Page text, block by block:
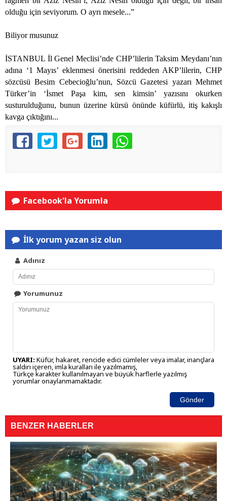
olduğu için seviyorum. O ayrı mesele...”
Biliyor musunuz
İSTANBUL İl Genel Meclisi’nde CHP’lilerin Taksim Meydanı’nın
adına ‘1 Mayıs’ eklenmesi önerisini reddeden AKP’lilerin, CHP
sözcüsü Besim Cebecioğlu’nun, Sözcü Gazetesi yazarı Mehmet
Türker’in ‘İsmet Paşa kim, sen kimsin’ yazısını okurken
susturulduğunu, bunun üzerine kürsü önünde küfürlü, itiş kakışlı
kavga çıktığını...
Facebook'la Yorumla
İlk yorum yazan siz olun
Adınız
Yorumunuz
UYARI: Küfür, hakaret, rencide edici cümleler veya imalar, inançlara
saldırı içeren, imla kuralları ile yazılmamış,
Türkçe karakter kullanılmayan ve büyük harflerle yazılmış
yorumlar onaylanmamaktadır.
Gönder
BENZER HABERLER